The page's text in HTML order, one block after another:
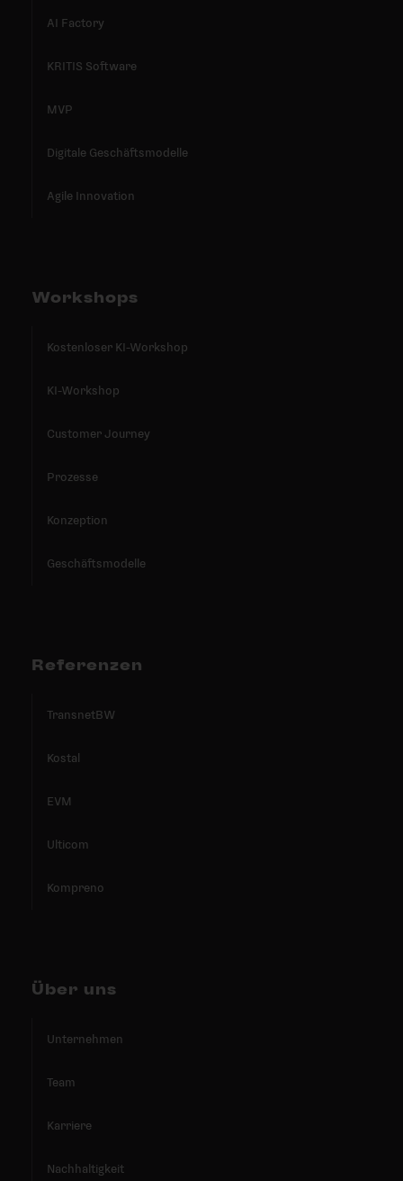
AI Factory
KRITIS Software
MVP
Digitale Geschäftsmodelle
Agile Innovation
Workshops
Kostenloser KI-Workshop
KI-Workshop
Customer Journey
Prozesse
Konzeption
Geschäftsmodelle
Referenzen
TransnetBW
Kostal
EVM
Ulticom
Kompreno
Über uns
Unternehmen
Team
Karriere
Nachhaltigkeit